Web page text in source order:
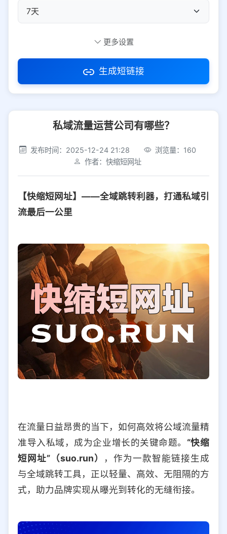
访问密码
社交平台 电商平台
选择防红平台类型，避免链接被拦截
iOS Android
更多设置
生成短链接
私域流量运营公司有哪些？
发布时间：2025-12-24 21:28
浏览量：160
作者：快缩短网址
【快缩短网址】——全域跳转利器，打通私域引
流最后一公里
在流量日益昂贵的当下，如何高效将公域流量精
准导入私域，成为企业增长的关键命题。 “快缩
短网址”（suo.run）
，作为一款智能链接生成
与全域跳转工具，正以轻量、高效、无阻隔的方
式，助力品牌实现从曝光到转化的无缝衔接。